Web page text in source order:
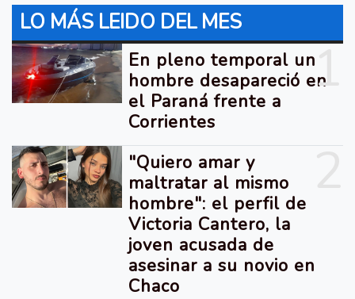
LO MÁS LEIDO DEL MES
1
En pleno temporal un
hombre desapareció en
el Paraná frente a
Corrientes
"Quiero amar y
maltratar al mismo
hombre": el perfil de
Victoria Cantero, la
joven acusada de
asesinar a su novio en
Chaco